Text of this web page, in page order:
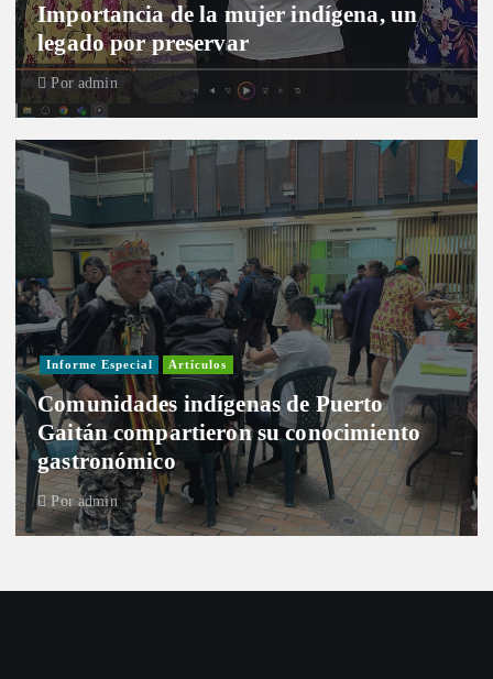
Importancia de la mujer indígena, un
legado por preservar
Por admin
Informe Especial Artículos
Comunidades indígenas de Puerto
Gaitán compartieron su conocimiento
gastronómico
Por admin